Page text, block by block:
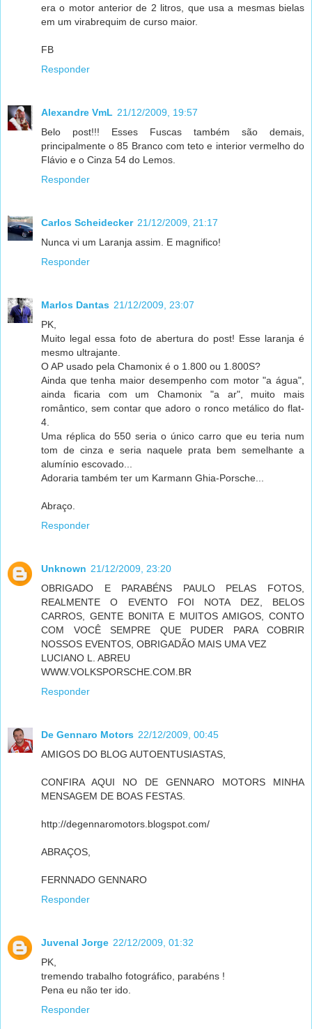
era o motor anterior de 2 litros, que usa a mesmas bielas
em um virabrequim de curso maior.
FB
Responder
Alexandre VmL 21/12/2009, 19:57
Belo post!!! Esses Fuscas também são demais,
principalmente o 85 Branco com teto e interior vermelho do
Flávio e o Cinza 54 do Lemos.
Responder
Carlos Scheidecker 21/12/2009, 21:17
Nunca vi um Laranja assim. E magnifico!
Responder
Marlos Dantas 21/12/2009, 23:07
PK,
Muito legal essa foto de abertura do post! Esse laranja é
mesmo ultrajante.
O AP usado pela Chamonix é o 1.800 ou 1.800S?
Ainda que tenha maior desempenho com motor "a água",
ainda ficaria com um Chamonix "a ar", muito mais
romântico, sem contar que adoro o ronco metálico do flat-
4.
Uma réplica do 550 seria o único carro que eu teria num
tom de cinza e seria naquele prata bem semelhante a
alumínio escovado...
Adoraria também ter um Karmann Ghia-Porsche...
Abraço.
Responder
Unknown 21/12/2009, 23:20
OBRIGADO E PARABÉNS PAULO PELAS FOTOS,
REALMENTE O EVENTO FOI NOTA DEZ, BELOS
CARROS, GENTE BONITA E MUITOS AMIGOS, CONTO
COM VOCÊ SEMPRE QUE PUDER PARA COBRIR
NOSSOS EVENTOS, OBRIGADÃO MAIS UMA VEZ
LUCIANO L. ABREU
WWW.VOLKSPORSCHE.COM.BR
Responder
De Gennaro Motors 22/12/2009, 00:45
AMIGOS DO BLOG AUTOENTUSIASTAS,
CONFIRA AQUI NO DE GENNARO MOTORS MINHA
MENSAGEM DE BOAS FESTAS.
http://degennaromotors.blogspot.com/
ABRAÇOS,
FERNNADO GENNARO
Responder
Juvenal Jorge 22/12/2009, 01:32
PK,
tremendo trabalho fotográfico, parabéns !
Pena eu não ter ido.
Responder